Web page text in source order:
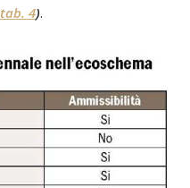
tab. 4).